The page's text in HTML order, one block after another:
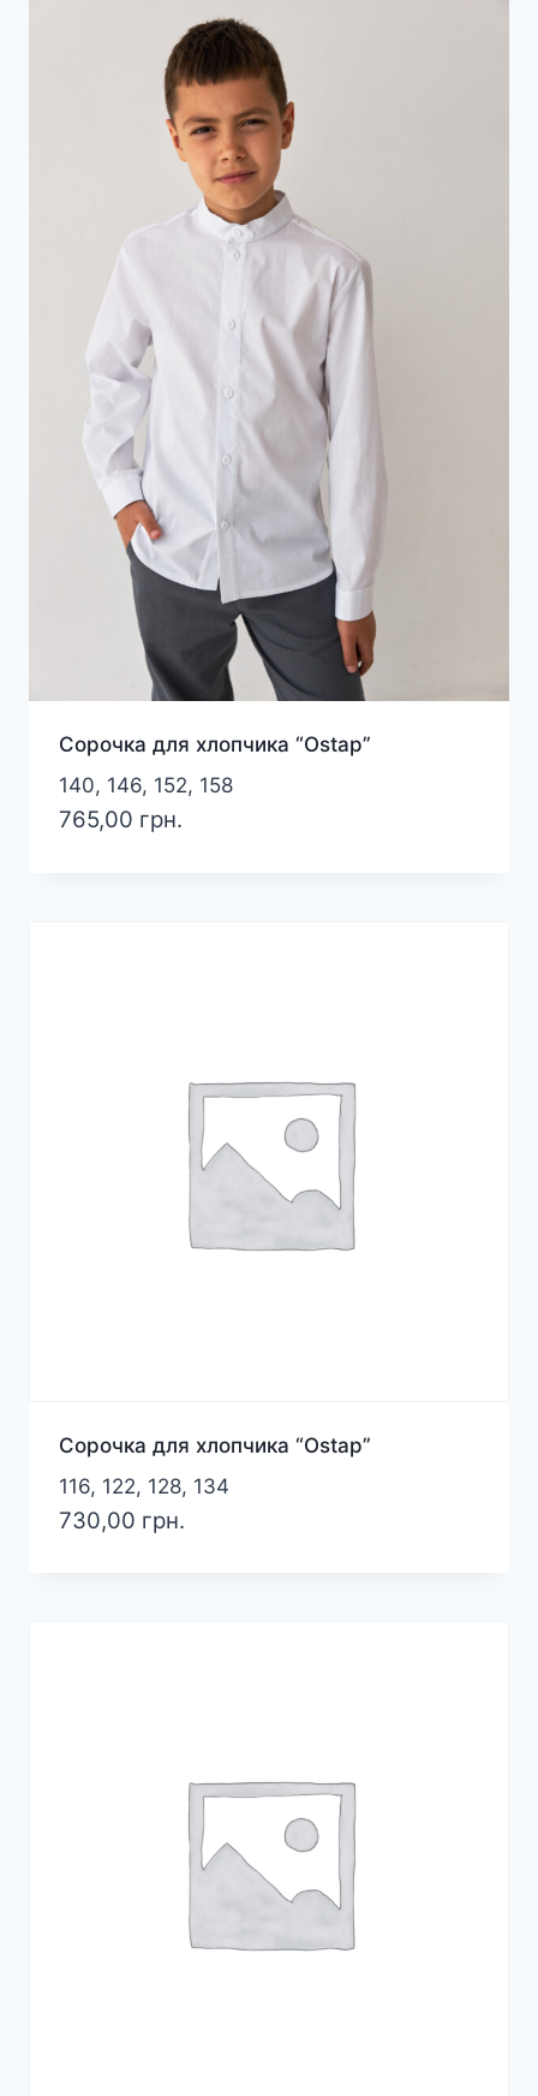
Сорочка для хлопчика “Ostap”
140, 146, 152, 158
765,00 грн.
Сорочка для хлопчика “Ostap”
116, 122, 128, 134
730,00 грн.